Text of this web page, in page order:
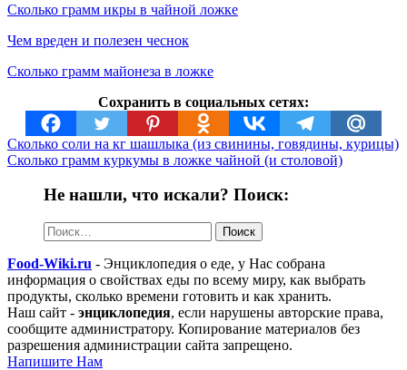
Сколько грамм икры в чайной ложке
Чем вреден и полезен чеснок
Сколько грамм майонеза в ложке
Сохранить в социальных сетях:
Сколько соли на кг шашлыка (из свинины, говядины, курицы)
Сколько грамм куркумы в ложке чайной (и столовой)
Не нашли, что искали? Поиск:
Найти:
Food-Wiki.ru - Энциклопедия о еде, у Нас собрана
информация о свойствах еды по всему миру, как выбрать
продукты, сколько времени готовить и как хранить.
Наш сайт - энциклопедия, если нарушены авторские права,
сообщите администратору. Копирование материалов без
разрешения администрации сайта запрещено.
Напишите Нам